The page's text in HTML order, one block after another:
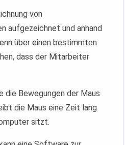
von
aufgezeichnet und anhand
über einen bestimmten
dass der Mitarbeiter
die Bewegungen der Maus
die Maus eine Zeit lang
sitzt.